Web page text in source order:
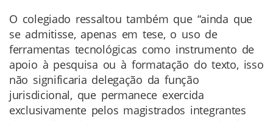
O colegiado ressaltou também que “ainda que
se admitisse, apenas em tese, o uso de
ferramentas tecnológicas como instrumento de
apoio à pesquisa ou à formatação do texto, isso
não significaria delegação da função
jurisdicional, que permanece exercida
exclusivamente pelos magistrados integrantes